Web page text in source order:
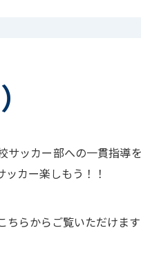
サッカー部への一貫指
カー楽しもう！！
ちらからご覧いただけま